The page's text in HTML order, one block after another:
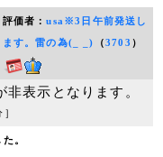
評価者：usa※3日午前発送し
ます。雷の為(_ _) （3703 ）
表示となります。
。